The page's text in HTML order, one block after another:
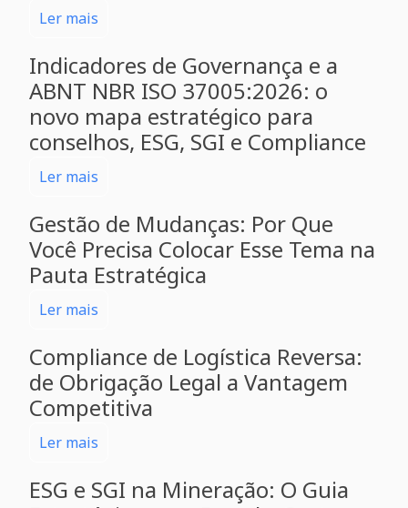
Ler mais
Indicadores de Governança e a
ABNT NBR ISO 37005:2026: o
novo mapa estratégico para
conselhos, ESG, SGI e Compliance
Ler mais
Gestão de Mudanças: Por Que
Você Precisa Colocar Esse Tema na
Pauta Estratégica
Ler mais
Compliance de Logística Reversa:
de Obrigação Legal a Vantagem
Competitiva
Ler mais
ESG e SGI na Mineração: O Guia